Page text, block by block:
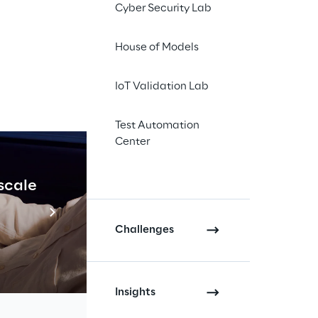
Cyber Security Lab
House of Models
IoT Validation Lab
Test Automation
Center
Challenges
Insights
che si dovranno occupare di
Intelligence & Machine
e della ricerca) e
di Torino per offrire ad
un progetto di
e Cloud, alla sua seconda
è previsto per gennaio
e della durata di un anno presso